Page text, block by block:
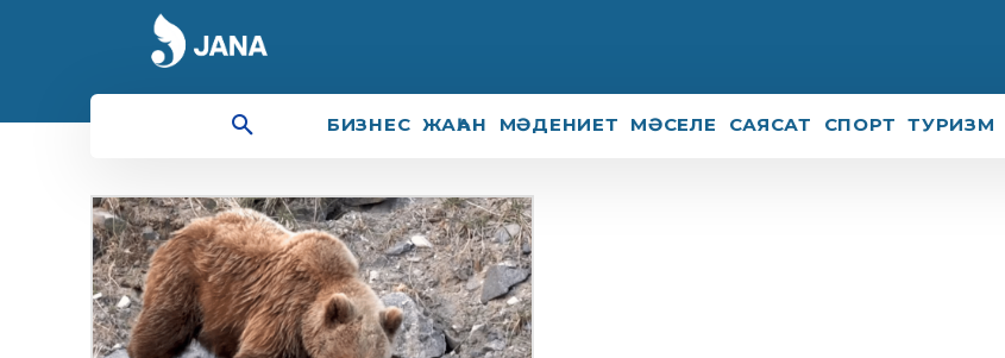
БИЗНЕС ЖАҺАН МӘДЕНИЕТ МӘСЕЛЕ САЯСАТ СПОРТ ТУРИЗМ
қоңыр аюлар